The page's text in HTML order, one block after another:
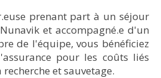
à l’huile, une grande
ainsi qu’une pièce centrale
prenant part à un séjour
et accompagné.e d'un
de l'équipe, vous bénéficiez
pour les coûts liés
et sauvetage.